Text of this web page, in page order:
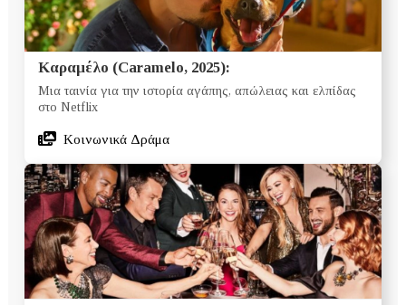
Καραμέλο (Caramelo, 2025):
Μια ταινία για την ιστορία αγάπης, απώλειας και ελπίδας
στο Netflix
Κοινωνικά Δράμα